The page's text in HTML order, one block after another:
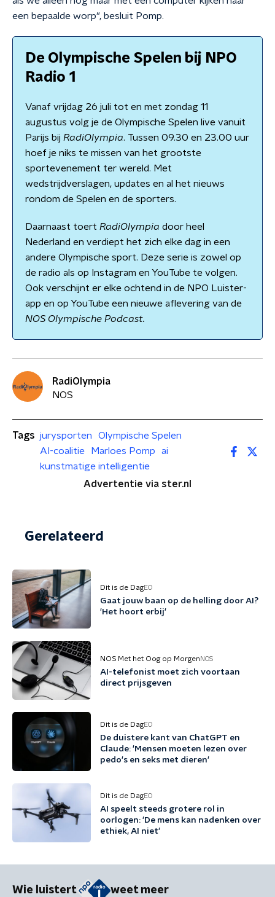
een bepaalde worp", besluit Pomp.
De Olympische Spelen bij NPO
Radio 1
Vanaf vrijdag 26 juli tot en met zondag 11
augustus volg je de Olympische Spelen live vanuit
Parijs bij RadiOlympia. Tussen 09.30 en 23.00 uur
hoef je niks te missen van het grootste
sportevenement ter wereld. Met
wedstrijdverslagen, updates en al het nieuws
rondom de Spelen en de sporters.
Daarnaast toert RadiOlympia door heel
Nederland en verdiept het zich elke dag in een
andere Olympische sport. Deze serie is zowel op
de radio als op Instagram en YouTube te volgen.
Ook verschijnt er elke ochtend in de NPO Luister-
app en op YouTube een nieuwe aflevering van de
NOS Olympische Podcast.
RadiOlympia
NOS
Tags jurysporten
Olympische Spelen
AI-coalitie
Marloes Pomp
ai
kunstmatige intelligentie
Advertentie via ster.nl
Gerelateerd
Dit is de DagEO
Gaat jouw baan op de helling door AI?
'Het hoort erbij'
NOS Met het Oog op Morgen NOS
AI-telefonist moet zich voortaan
direct prijsgeven
Dit is de DagEO
De duistere kant van ChatGPT en
Claude: 'Mensen moeten lezen over
pedo's en seks met dieren'
Dit is de DagEO
AI speelt steeds grotere rol in
oorlogen: 'De mens kan nadenken over
ethiek, AI niet'
Wie luistert weet meer